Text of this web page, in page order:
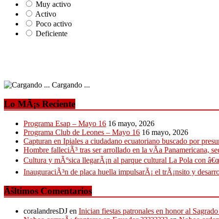
Muy activo
Activo
Poco activo
Deficiente
Cargando ...
Lo MÃ¡s Reciente
Programa Esap – Mayo 16 16 mayo, 2026
Programa Club de Leones – Mayo 16 16 mayo, 2026
Capturan en Ipiales a ciudadano ecuatoriano buscado por
Hombre falleciÃ³ tras ser arrollado en la vÃ­a Panamericana,
Cultura y mÃºsica llegarÃ¡n al parque cultural La Pola con
InauguraciÃ³n de placa huella impulsarÃ¡ el trÃ¡nsito y
Ãšltimos Comentarios
coralandresDJ en Inician fiestas patronales en honor al